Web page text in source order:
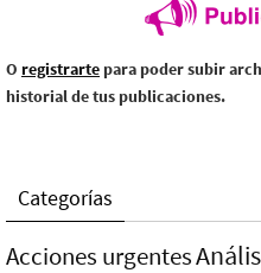
O registrarte para poder subir
historial de tus publicaciones.
Categorías
Acciones urgentes